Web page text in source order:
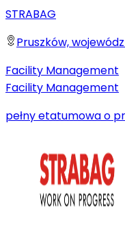
STRABAG
Pruszków,
Facility Management
Facility Management
pełny etatumowa o